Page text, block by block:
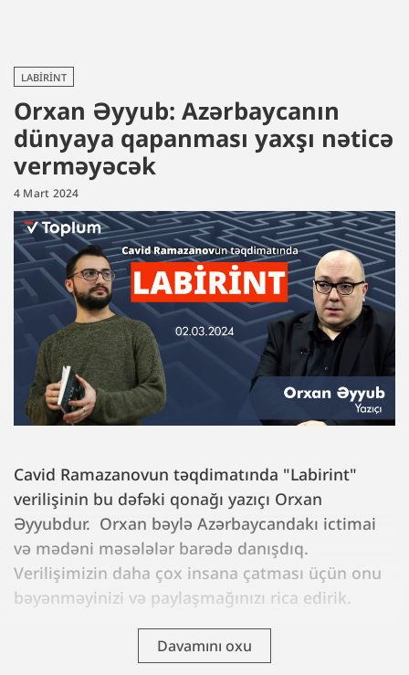
LABIRINT
Orxan Əyyub: Azərbaycanın
dünyaya qapanması yaxşı nəticə
verməyəcək
4 Mart 2024
Cavid Ramazanovun təqdimatında "Labirint"
verilişinin bu dəfəki qonağı yazıçı Orxan
Əyyubdur. Orxan bəylə Azərbaycandakı ictimai
və mədəni məsələlər barədə danışdıq.
Verilişimizin daha çox insana çatması üçün onu
bəyənməyinizi və paylaşmağınızı rica edirik.
Davamını oxu